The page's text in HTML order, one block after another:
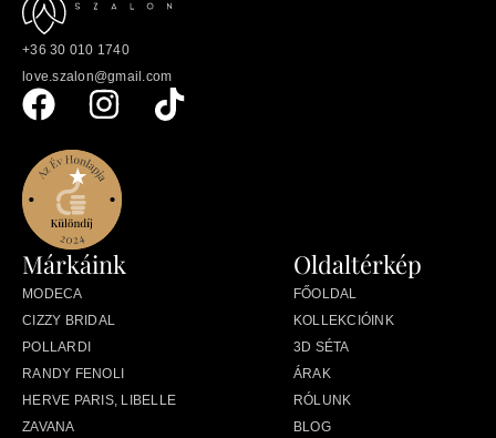
+36 30 010 1740
love.szalon@gmail.com
Oldaltérkép
FŐOLDAL
KOLLEKCIÓINK
3D SÉTA
ÁRAK
RÓLUNK
BLOG
Márkáink
MODECA
CIZZY BRIDAL
POLLARDI
RANDY FENOLI
HERVE PARIS, LIBELLE
ZAVANA